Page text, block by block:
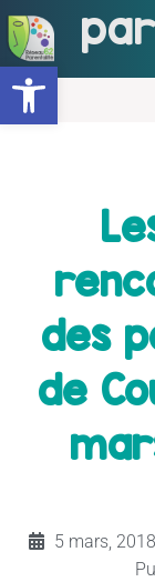
Ouvrir la barre d’outils
des
de
5 mars, 2018